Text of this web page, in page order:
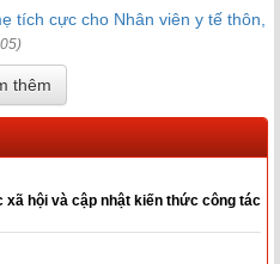
tích cực cho Nhân viên y tế thôn,
thêm
xã hội và cập nhật kiến thức công tác